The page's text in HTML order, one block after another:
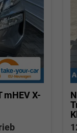
mHEV X-